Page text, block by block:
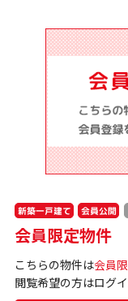
新築一戸建て 会員公開
会員限定物件
こちらの物件は会員
閲覧希望の方はログ